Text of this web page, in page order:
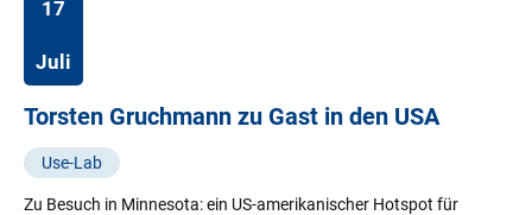
17
Juli
Torsten Gruchmann zu Gast in den USA
Use-Lab
Zu Besuch in Minnesota: ein US-amerikanischer Hotspot für